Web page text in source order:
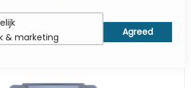
& marketing